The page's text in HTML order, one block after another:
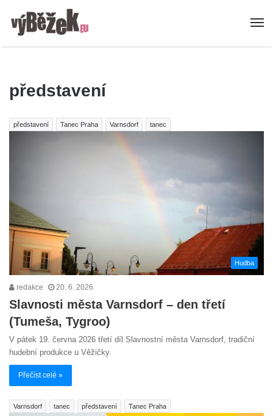
představení
představení Tanec Praha Varnsdorf tanec
Hudba
redakce 20. 6. 2026
Slavnosti města Varnsdorf – den třetí
(Tumeša, Tygroo)
V pátek 19. června 2026 třetí díl Slavnostní města Varnsdorf, tradiční
hudební produkce u Věžičky.
Přečíst celé »
Varnsdorf tanec představení Tanec Praha